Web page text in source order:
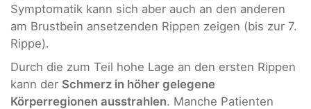
Symptomatik kann sich aber auch an den anderen
am Brustbein ansetzenden Rippen zeigen (bis zur 7.
Rippe).
Durch die zum Teil hohe Lage an den ersten Rippen
kann der Schmerz in höher gelegene
Körperregionen ausstrahlen. Manche Patienten